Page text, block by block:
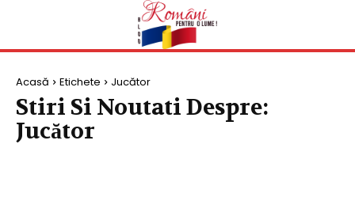
Acasă Etichete Jucător
Stiri Si Noutati Despre:
Jucător